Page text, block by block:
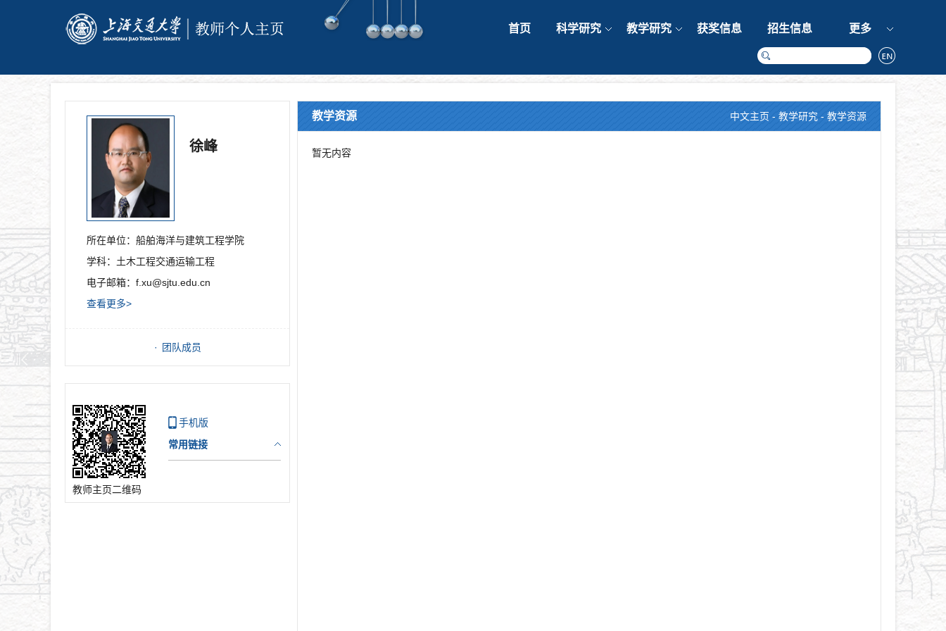
首页 科学研究 教学研究 获奖信息 招生信息 更多
徐峰
所在单位： 船舶海洋与建筑工程学院
学科： 土木工程交通运输工程
电子邮箱： f.xu@sjtu.edu.cn
查看更多>
团队成员
教师主页二维码
手机版
常用链接
教学资源 中文主页 - 教学研究 - 教学资源
暂无内容